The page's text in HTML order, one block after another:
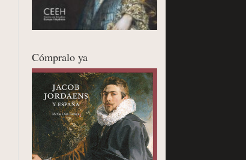
Cómpralo ya